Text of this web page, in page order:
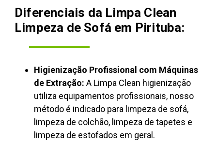
Diferenciais da Limpa Clean
Limpeza de Sofá em Pirituba:
Higienização Profissional com Máquinas
de Extração: A Limpa Clean higienização
utiliza equipamentos profissionais, nosso
método é indicado para limpeza de sofá,
limpeza de colchão, limpeza de tapetes e
limpeza de estofados em geral.